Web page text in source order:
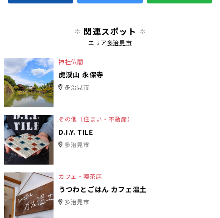
関連スポット
エリア多治見市
神社仏閣
虎渓山 永保寺
多治見市
その他（住まい・不動産）
D.I.Y. TILE
多治見市
カフェ・喫茶店
うつわとごはん カフェ温土
多治見市